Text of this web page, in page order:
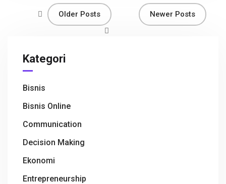
o
k
p
p
Older Posts Newer Posts
Kategori
Bisnis
Bisnis Online
Communication
Decision Making
Ekonomi
Entrepreneurship